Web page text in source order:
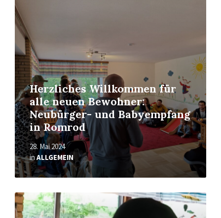
Herzliches Willkommen für
alle neuen Bewohner:
Neubürger- und Babyempfang
in Romrod
28. Mai 2024
inALLGEMEIN
More
Read
More